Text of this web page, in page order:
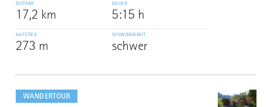
DISTANZ
17,2 km
DAUER
5:15 h
AUFSTIEG
273 m
SCHWIERIGKEIT
schwer
WANDERTOUR
dazu